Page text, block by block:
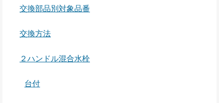
交換部品別対象品番
交換方法
２ハンドル混合水栓
台付